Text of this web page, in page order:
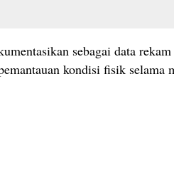
sebagai data
kondisi fisik selama